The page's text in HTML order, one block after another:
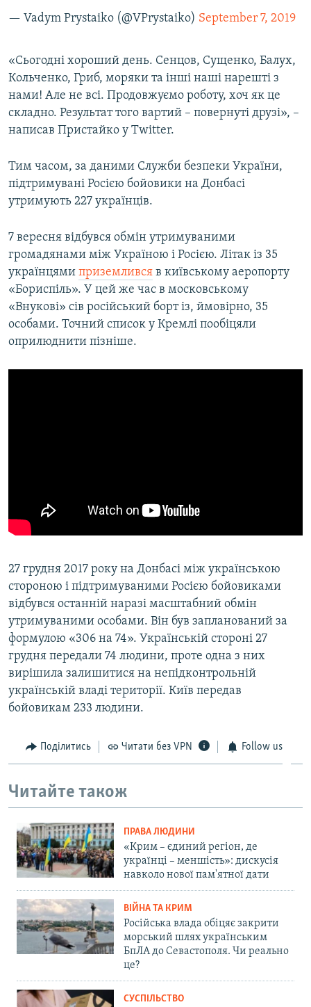
— Vadym Prystaiko (@VPrystaiko) September 7, 2019
«Сьогодні хороший день. Сенцов, Сущенко, Балух,
Кольченко, Гриб, моряки та інші наші нарешті з
нами! Але не всі. Продовжуємо роботу, хоч як це
складно. Результат того вартий – повернуті друзі», –
написав Пристайко у Twitter.
Тим часом, за даними Служби безпеки України,
підтримувані Росією бойовики на Донбасі
утримують 227 українців.
7 вересня відбувся обмін утримуваними
громадянами між Україною і Росією. Літак із 35
українцями приземлився в київському аеропорту
«Бориспіль». У цей же час в московському
«Внукові» сів російський борт із, ймовірно, 35
особами. Точний список у Кремлі пообіцяли
оприлюднити пізніше.
27 грудня 2017 року на Донбасі між українською
стороною і підтримуваними Росією бойовиками
відбувся останній наразі масштабний обмін
утримуваними особами. Він був запланований за
формулою «306 на 74». Українській стороні 27
грудня передали 74 людини, проте одна з них
вирішила залишитися на непідконтрольній
українській владі території. Київ передав
бойовикам 233 людини.
Поділитись Читати без VPN Follow us
Читайте також
ПРАВА ЛЮДИНИ
«Крим – єдиний регіон, де
українці – меншість»: дискусія
навколо нової пам'ятної дати
ВІЙНА ТА КРИМ
Російська влада обіцяє закрити
морський шлях українським
БпЛА до Севастополя. Чи реально
це?
СУСПІЛЬСТВО